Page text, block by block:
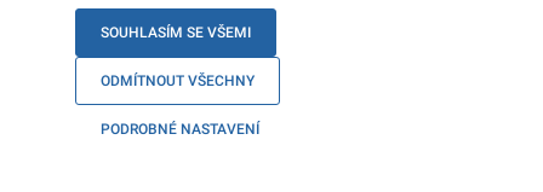
SOUHLASÍM SE VŠEMI
ODMÍTNOUT VŠECHNY
PODROBNÉ NASTAVENÍ
KACPU.